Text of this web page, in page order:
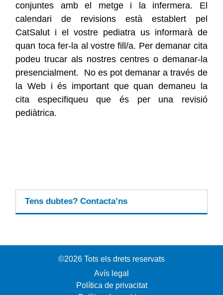
conjuntes amb el metge i la infermera. El
calendari de revisions està establert pel
CatSalut i el vostre pediatra us informarà de
quan toca fer-la al vostre fill/a. Per demanar cita
podeu trucar als nostres centres o demanar-la
presencialment. No es pot demanar a través de
la Web i és important que quan demaneu la
cita especifiqueu que és per una revisió
pediàtrica.
Tens dubtes? Contacta’ns
©2026 Tots els drets reservats
Avís legal
Política de privacitat